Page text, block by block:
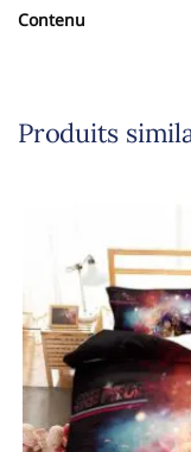
Contenu
Produits